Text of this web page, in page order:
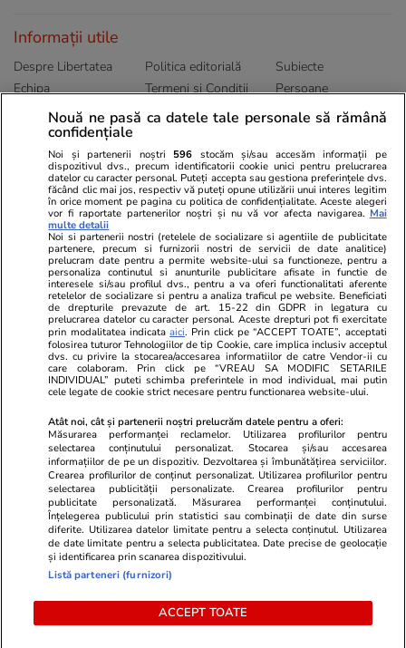
Informații utile
Despre Libertatea
Echipa
Publicitate
Politica de
confidențialitate
Politica editorială
Termeni și Conditii
Abonamente
Subiecte
Persoane
Sitemap
Ringier România
Libertatea pentru
Unica.ro
Program TV
Avantaje
ELLE
Gazeta Sporturilor
Stiri mondene
Calculator sarcina
Ajută Copiii
Locuri de muncă
Imobiliare.ro
Jobradar24
Imoradar24
Colecții Libertatea
Pariază responsabil! Decizia ONJN nr. 821/25.09.2025.
Jocurile de noroc sunt interzise minorilor.
Actualizare preferințe cookies
Nouă ne pasă ca datele tale personale să rămână
confidențiale
Noi și partenerii noștri 596 stocăm și/sau accesăm informații pe
dispozitivul dvs., precum identificatorii cookie unici pentru prelucrarea
datelor cu caracter personal. Puteți accepta sau gestiona preferințele dvs.
făcând clic mai jos, respectiv vă puteți opune utilizării unui interes legitim
în orice moment pe pagina cu politica de confidențialitate. Aceste alegeri
vor fi raportate partenerilor noștri și nu vă vor afecta navigarea. Mai
multe detalii
Noi si partenerii nostri (retelele de socializare si agentiile de publicitate
partenere, precum si furnizorii nostri de servicii de date analitice)
prelucram date pentru a permite website-ului sa functioneze, pentru a
personaliza continutul si anunturile publicitare afisate in functie de
interesele si/sau profilul dvs., pentru a va oferi functionalitati aferente
retelelor de socializare si pentru a analiza traficul pe website. Beneficiati
de drepturile prevazute de art. 15-22 din GDPR in legatura cu
prelucrarea datelor cu caracter personal. Aceste drepturi pot fi exercitate
prin modalitatea indicataaici. Prin click pe “ACCEPT TOATE”, acceptati
folosirea tuturor Tehnologiilor de tip Cookie, care implica inclusiv acceptul
dvs. cu privire la stocarea/accesarea informatiilor de catre Vendor-ii cu
care colaboram. Prin click pe “VREAU SA MODIFIC SETARILE
INDIVIDUAL” puteti schimba preferintele in mod individual, mai putin
cele legate de cookie strict necesare pentru functionarea website-ului.
Atât noi, cât și partenerii noștri prelucrăm datele pentru a oferi:
Măsurarea performanței reclamelor. Utilizarea profilurilor pentru
selectarea conținutului personalizat. Stocarea și/sau accesarea
informațiilor de pe un dispozitiv. Dezvoltarea și îmbunătățirea serviciilor.
Crearea profilurilor de conținut personalizat. Utilizarea profilurilor pentru
selectarea publicității personalizate. Crearea profilurilor pentru
publicitate personalizată. Măsurarea performanței conținutului.
Înțelegerea publicului prin statistici sau combinații de date din surse
diferite. Utilizarea datelor limitate pentru a selecta conținutul. Utilizarea
de date limitate pentru a selecta publicitatea. Date precise de geolocație
și identificarea prin scanarea dispozitivului.
Listă parteneri (furnizori)
ACCEPT TOATE